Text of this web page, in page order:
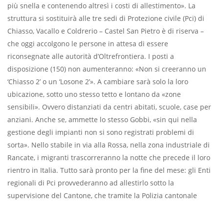
più snella e contenendo altresì i costi di allestimento». La
struttura si sostituirà alle tre sedi di Protezione civile (Pci) di
Chiasso, Vacallo e Coldrerio – Castel San Pietro è di riserva –
che oggi accolgono le persone in attesa di essere
riconsegnate alle autorità d’Oltrefrontiera. I posti a
disposizione (150) non aumenteranno: «Non si creeranno un
‘Chiasso 2’ o un ‘Losone 2’». A cambiare sarà solo la loro
ubicazione, sotto uno stesso tetto e lontano da «zone
sensibili». Ovvero distanziati da centri abitati, scuole, case per
anziani. Anche se, ammette lo stesso Gobbi, «sin qui nella
gestione degli impianti non si sono registrati problemi di
sorta». Nello stabile in via alla Rossa, nella zona industriale di
Rancate, i migranti trascorreranno la notte che precede il loro
rientro in Italia. Tutto sarà pronto per la ﬁne del mese: gli Enti
regionali di Pci provvederanno ad allestirlo sotto la
supervisione del Cantone, che tramite la Polizia cantonale